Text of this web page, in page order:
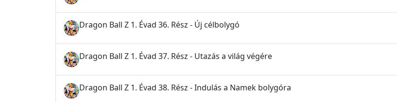
Dragon Ball Z 1. Évad 36. Rész - Új célbolygó
Dragon Ball Z 1. Évad 37. Rész - Utazás a világ végére
Dragon Ball Z 1. Évad 38. Rész - Indulás a Namek bolygóra